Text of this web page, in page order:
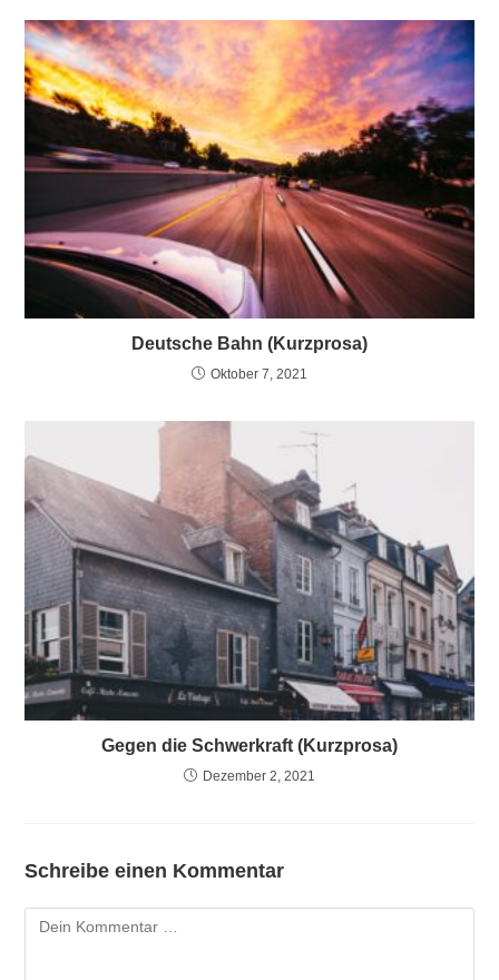
Deutsche Bahn (Kurzprosa)
Oktober 7, 2021
Gegen die Schwerkraft (Kurzprosa)
Dezember 2, 2021
Schreibe einen Kommentar